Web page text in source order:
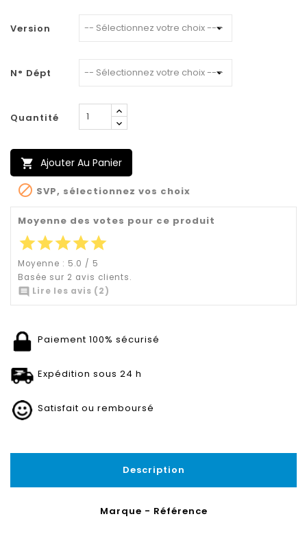
Version
N° Dépt
Quantité
 Ajouter Au Panier
 SVP, sélectionnez vos choix
Moyenne des votes pour ce produit
starstarstarstarstar
Moyenne : 5.0 / 5
Basée sur 2 avis clients.
 Lire les avis (2)
Paiement 100% sécurisé
Expédition sous 24 h
Satisfait ou remboursé
Description
Marque - Référence